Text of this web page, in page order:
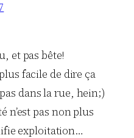
et pas bête!
facile de dire ça
dans la rue, hein;)
n’est pas non plus
exploitation…